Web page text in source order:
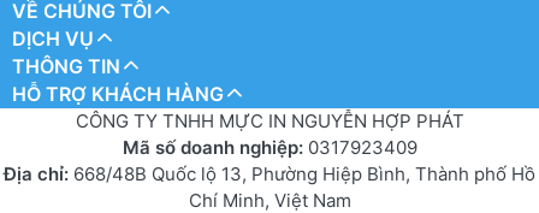
VỀ CHÚNG TÔI
DỊCH VỤ
THÔNG TIN
HỖ TRỢ KHÁCH HÀNG
CÔNG TY TNHH MỰC IN NGUYỄN HỢP PHÁT
Mã số doanh nghiệp: 0317923409
Địa chỉ: 668/48B Quốc lộ 13, Phường Hiệp Bình, Thành phố Hồ
Chí Minh, Việt Nam